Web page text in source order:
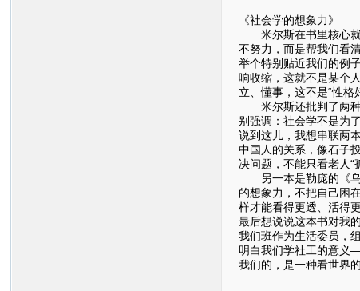
《社会学的想象力》
米尔斯在书里核心就
不努力，而是帮我们看
举个特别贴近我们的例
响收缩，这就不是某个
立、懂事，这不是“性格
米尔斯还批判了两种
别强调：社会学不是为
说到这儿，我想串联两
中国人的关系，像石子
决问题，不能只看老人“
另一本是勒庞的《乌
的想象力，不把自己困
样才能看得更透、活得更
最后想说说这本书对我
我们班作为生活委员，
明白我们学社工的意义
我们的，是一种看世界